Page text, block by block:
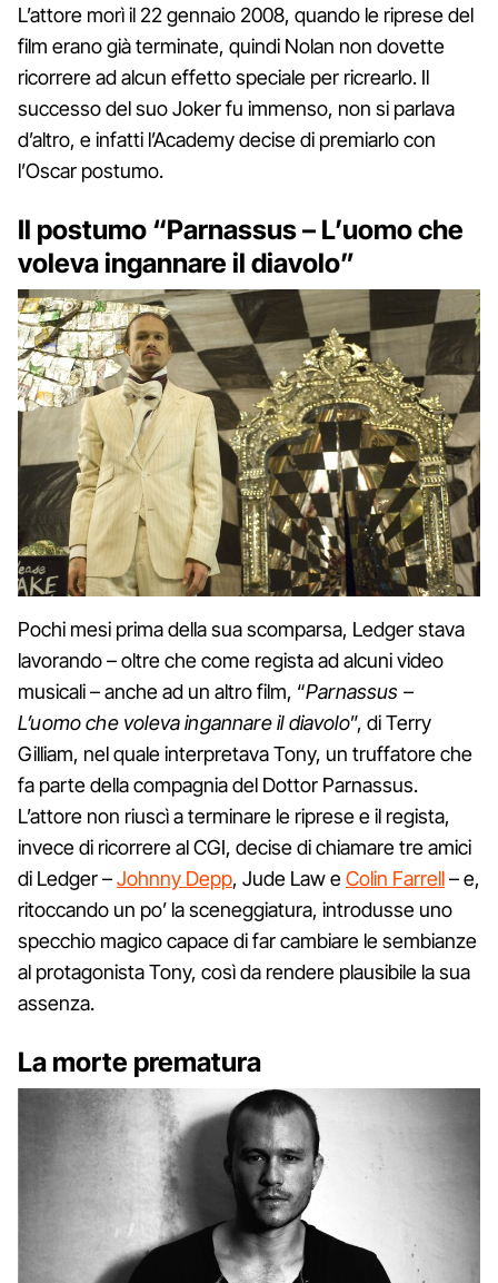
L’attore morì il 22 gennaio 2008, quando le riprese del
film erano già terminate, quindi Nolan non dovette
ricorrere ad alcun effetto speciale per ricrearlo. Il
successo del suo Joker fu immenso, non si parlava
d’altro, e infatti l’Academy decise di premiarlo con
l’Oscar postumo.
Il postumo “Parnassus – L’uomo che
voleva ingannare il diavolo”
Pochi mesi prima della sua scomparsa, Ledger stava
lavorando – oltre che come regista ad alcuni video
musicali – anche ad un altro film, “Parnassus –
L’uomo che voleva ingannare il diavolo”, di Terry
Gilliam, nel quale interpretava Tony, un truffatore che
fa parte della compagnia del Dottor Parnassus.
L’attore non riuscì a terminare le riprese e il regista,
invece di ricorrere al CGI, decise di chiamare tre amici
di Ledger –Johnny Depp, Jude Law eColin Farrell– e,
ritoccando un po’ la sceneggiatura, introdusse uno
specchio magico capace di far cambiare le sembianze
al protagonista Tony, così da rendere plausibile la sua
assenza.
La morte prematura